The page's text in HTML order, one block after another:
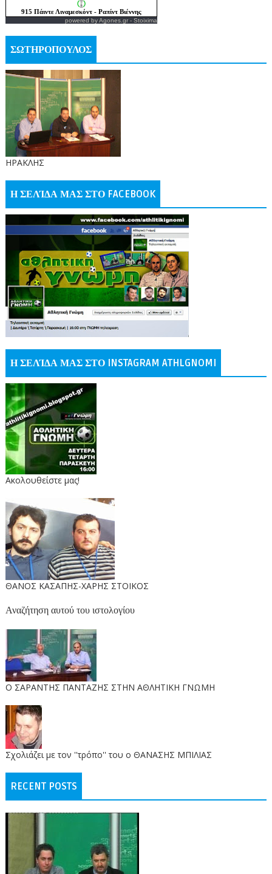
powered byAgones.gr- Stoixima
ΣΩΤΗΡΟΠΟΥΛΟΣ
ΗΡΑΚΛΗΣ
Η ΣΕΛΊΔΑ ΜΑΣ ΣΤΟ FACEBOOK
Η ΣΕΛΊΔΑ ΜΑΣ ΣΤΟ INSTAGRAM ATHLGNOMI
Ακολουθείστε μας!
ΘΑΝΟΣ ΚΑΣΑΠΗΣ-ΧΑΡΗΣ ΣΤΟΙΚΟΣ
Αναζήτηση αυτού του ιστολογίου
O ΣΑΡΑΝΤΗΣ ΠΑΝΤΑΖΗΣ ΣΤΗΝ ΑΘΛΗΤΙΚΗ ΓΝΩΜΗ
Σχολιάζει με τον ''τρόπο'' του ο ΘΑΝΑΣΗΣ ΜΠΙΛΙΑΣ
RECENT POSTS